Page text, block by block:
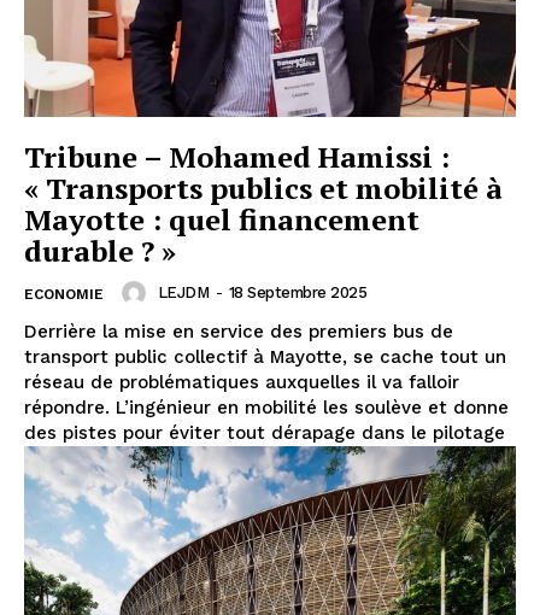
Tribune – Mohamed Hamissi :
« Transports publics et mobilité à
Mayotte : quel financement
durable ? »
ECONOMIE LEJDM - 18 Septembre 2025
Derrière la mise en service des premiers bus de
transport public collectif à Mayotte, se cache tout un
réseau de problématiques auxquelles il va falloir
répondre. L’ingénieur en mobilité les soulève et donne
des pistes pour éviter tout dérapage dans le pilotage